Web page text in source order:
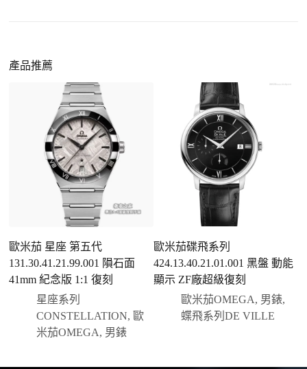
請先透過網站上的聯繫方式與我們取得聯繫，將您感
們會先幫您確認版本與實際價格。
二、確認款式與價格
客服會與您確認品牌、尺寸、顏色、配件等細節，如
有現貨會直接幫您預留；若需要排單，我們也會事先
說明大約出貨時間。
三、安排付款方式
您可以選擇先付少量訂金預留貨品，餘款在出貨
前或收到實拍照片後再支付；也可以一次性全額
付款，我們會在原有價格基礎上盡量幫您爭取更
優惠的方案。部分地區可協助安排較安全的到付
方式，具體以當下說明為準。
四、填寫收件資料與出貨
確認款式與付款後，把收件人姓名、地址及聯絡方式
發給我們，我們會為您選擇合適的物流公司，全程提
合日常通勤與旅行佩戴。
產品推薦
歐米茄 星座 第五代
131.30.41.21.99.001 隕石面
41mm 紀念版 1:1 復刻
星座系列
CONSTELLATION, 歐
米茄OMEGA, 男錶
歐米茄碟飛系列
424.13.40.21.01.001 黑盤 動能
顯示 ZF廠超級復刻
歐米茄OMEGA, 男錶,
蝶飛系列DE VILLE